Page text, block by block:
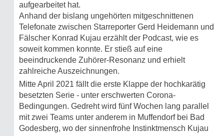
aufgearbeitet hat.
Anhand der bislang ungehörten mitgeschnittenen
Telefonate zwischen Starreporter Gerd Heidemann und
Fälscher Konrad Kujau erzählt der Podcast, wie es
soweit kommen konnte. Er stieß auf eine
beeindruckende Zuhörer-Resonanz und erhielt
zahlreiche Auszeichnungen.
Mitte April 2021 fällt die erste Klappe der hochkarätig
besetzten Serie - unter erschwerten Corona-
Bedingungen. Gedreht wird fünf Wochen lang parallel
mit zwei Teams unter anderem in Muffendorf bei Bad
Godesberg, wo der sinnenfrohe Instinktmensch Kujau